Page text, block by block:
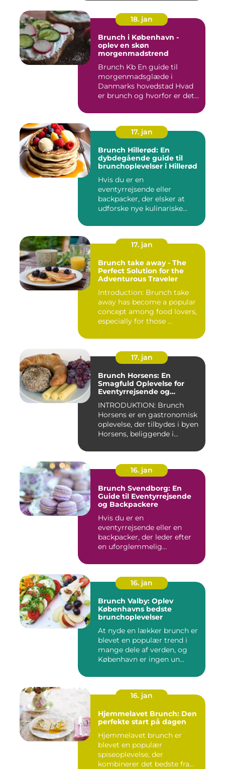
18. jan
Brunch i København -
oplev en skøn
morgenmadstrend
Brunch Kb En guide til
morgenmadsglæde i
Danmarks hovedstad Hvad
er brunch og hvorfor er det
17. jan
Brunch Hillerød: En
dybdegående guide til
brunchoplevelser i Hillerød
Hvis du er en
eventyrrejsende eller
backpacker, der elsker at
udforske nye kulinariske
17. jan
Brunch take away - The
Perfect Solution for the
Adventurous Traveler
Introduction: Brunch take
away has become a popular
concept among food lovers,
especially for those ...
17. jan
Brunch Horsens: En
Smagfuld Oplevelse for
Eventyrrejsende og
INTRODUKTION: Brunch
Horsens er en gastronomisk
oplevelse, der tilbydes i byen
Horsens, beliggende i...
16. jan
Brunch Svendborg: En
Guide til Eventyrrejsende
og Backpackere
Hvis du er en
eventyrrejsende eller en
backpacker, der leder efter
en uforglemmelig
16. jan
Brunch Valby: Oplev
Københavns bedste
brunchoplevelser
At nyde en lækker brunch er
blevet en populær trend i
mange dele af verden, og
København er ingen un...
16. jan
Hjemmelavet Brunch: Den
perfekte start på dagen
Hjemmelavet brunch er
blevet en populær
spiseoplevelse, der
kombinerer det bedste fra